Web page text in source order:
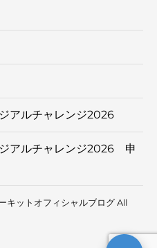
アルチャレンジ2026
アルチャレンジ2026 申
キットオフィシャルブログ All